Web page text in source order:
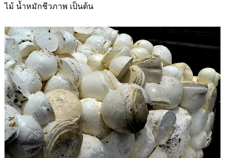
ไม้ นหมักชีวภาพ เป็นต้น